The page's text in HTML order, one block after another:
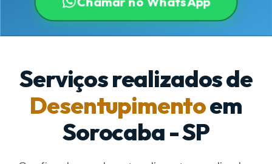
Serviços realizados de
Desentupimentoem
Sorocaba - SP